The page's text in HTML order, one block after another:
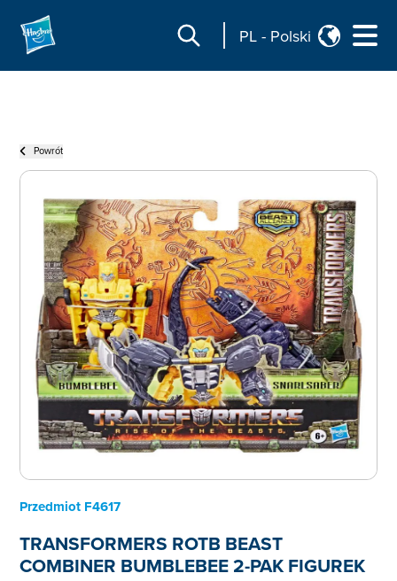
PL - Polski
Powrót
Przedmiot F4617
TRANSFORMERS ROTB BEAST
COMBINER BUMBLEBEE 2-PAK FIGUREK